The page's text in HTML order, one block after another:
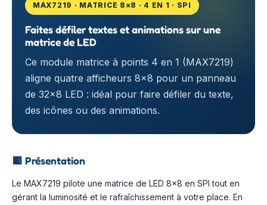
MAX7219 · MATRICE 8×8 · 4 EN 1 · SPI
Faites défiler textes et animations sur une
matrice de LED
Ce module matrice à points 4 en 1 (MAX7219)
aligne quatre afficheurs 8×8 pour un panneau
de 32×8 LED : idéal pour faire défiler du texte,
des icônes ou des animations.
🟥 Présentation
Le MAX7219 pilote une matrice de LED 8×8 en SPI tout en
gérant la luminosité et le rafraîchissement à votre place. En